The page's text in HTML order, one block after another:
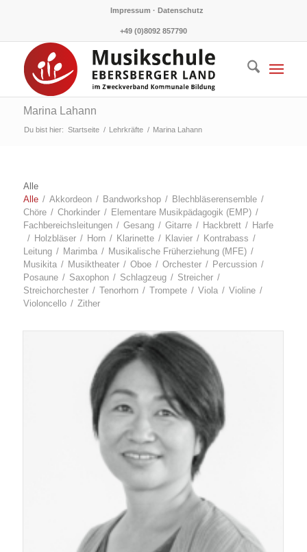
Impressum · Datenschutz
+49 (0)8092 857790
Marina Lahann
Du bist hier: Startseite / Lehrkräfte / Marina Lahann
Alle
Alle / Akkor­de­on / Band­work­shop / Blech­blä­ser­en­sem­ble /
Chö­re / Chor­kin­der / Ele­men­ta­re Musik­päd­ago­gik (EMP) /
Fach­be­reichs­lei­tun­gen / Gesang / Gitar­re / Hack­brett /
Har­fe
/
Holz­blä­ser / Horn / Kla­ri­net­te / Kla­vier / Kon­tra­bass /
Lei­tung / Marim­ba / Musi­ka­li­sche Früh­erzie­hung (MFE) /
Musik­ita / Musik­thea­ter / Oboe / Orches­ter / Per­cus­sion /
Posau­ne / Saxo­phon / Schlag­zeug / Strei­cher /
Streich­or­ches­ter / Tenor­horn / Trom­pe­te / Vio­la / Vio­li­ne /
Vio­lon­cel­lo / Zither